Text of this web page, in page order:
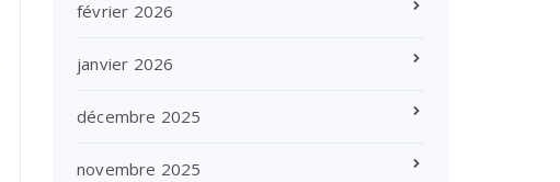
février 2026
janvier 2026
décembre 2025
novembre 2025